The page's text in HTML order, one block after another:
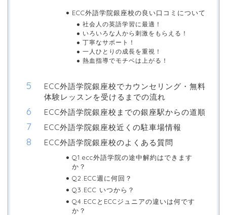
ECC外語学院銀座校の良い口コミについて
社会人の英語学習に最適！
いろいろな人から刺激をもらえる！
丁寧なサポート！
一人ひとりの成長を重視！
熱血指導でモチベは上がる！
ECC外語学院銀座校でカウンセリング・無料
体験レッスンを受けるまでの流れ
ECC外語学院銀座校までの銀座駅からの道順
ECC外語学院銀座校近くの駐車場情報
ECC外語学院銀座校のよくある質問
Q1.ecc外語学院の途中解約はできます
か？
Q2.ECC週に何回？
Q3.ECC いつから？
Q4.ECCとECCジュニアの違いは何です
か？